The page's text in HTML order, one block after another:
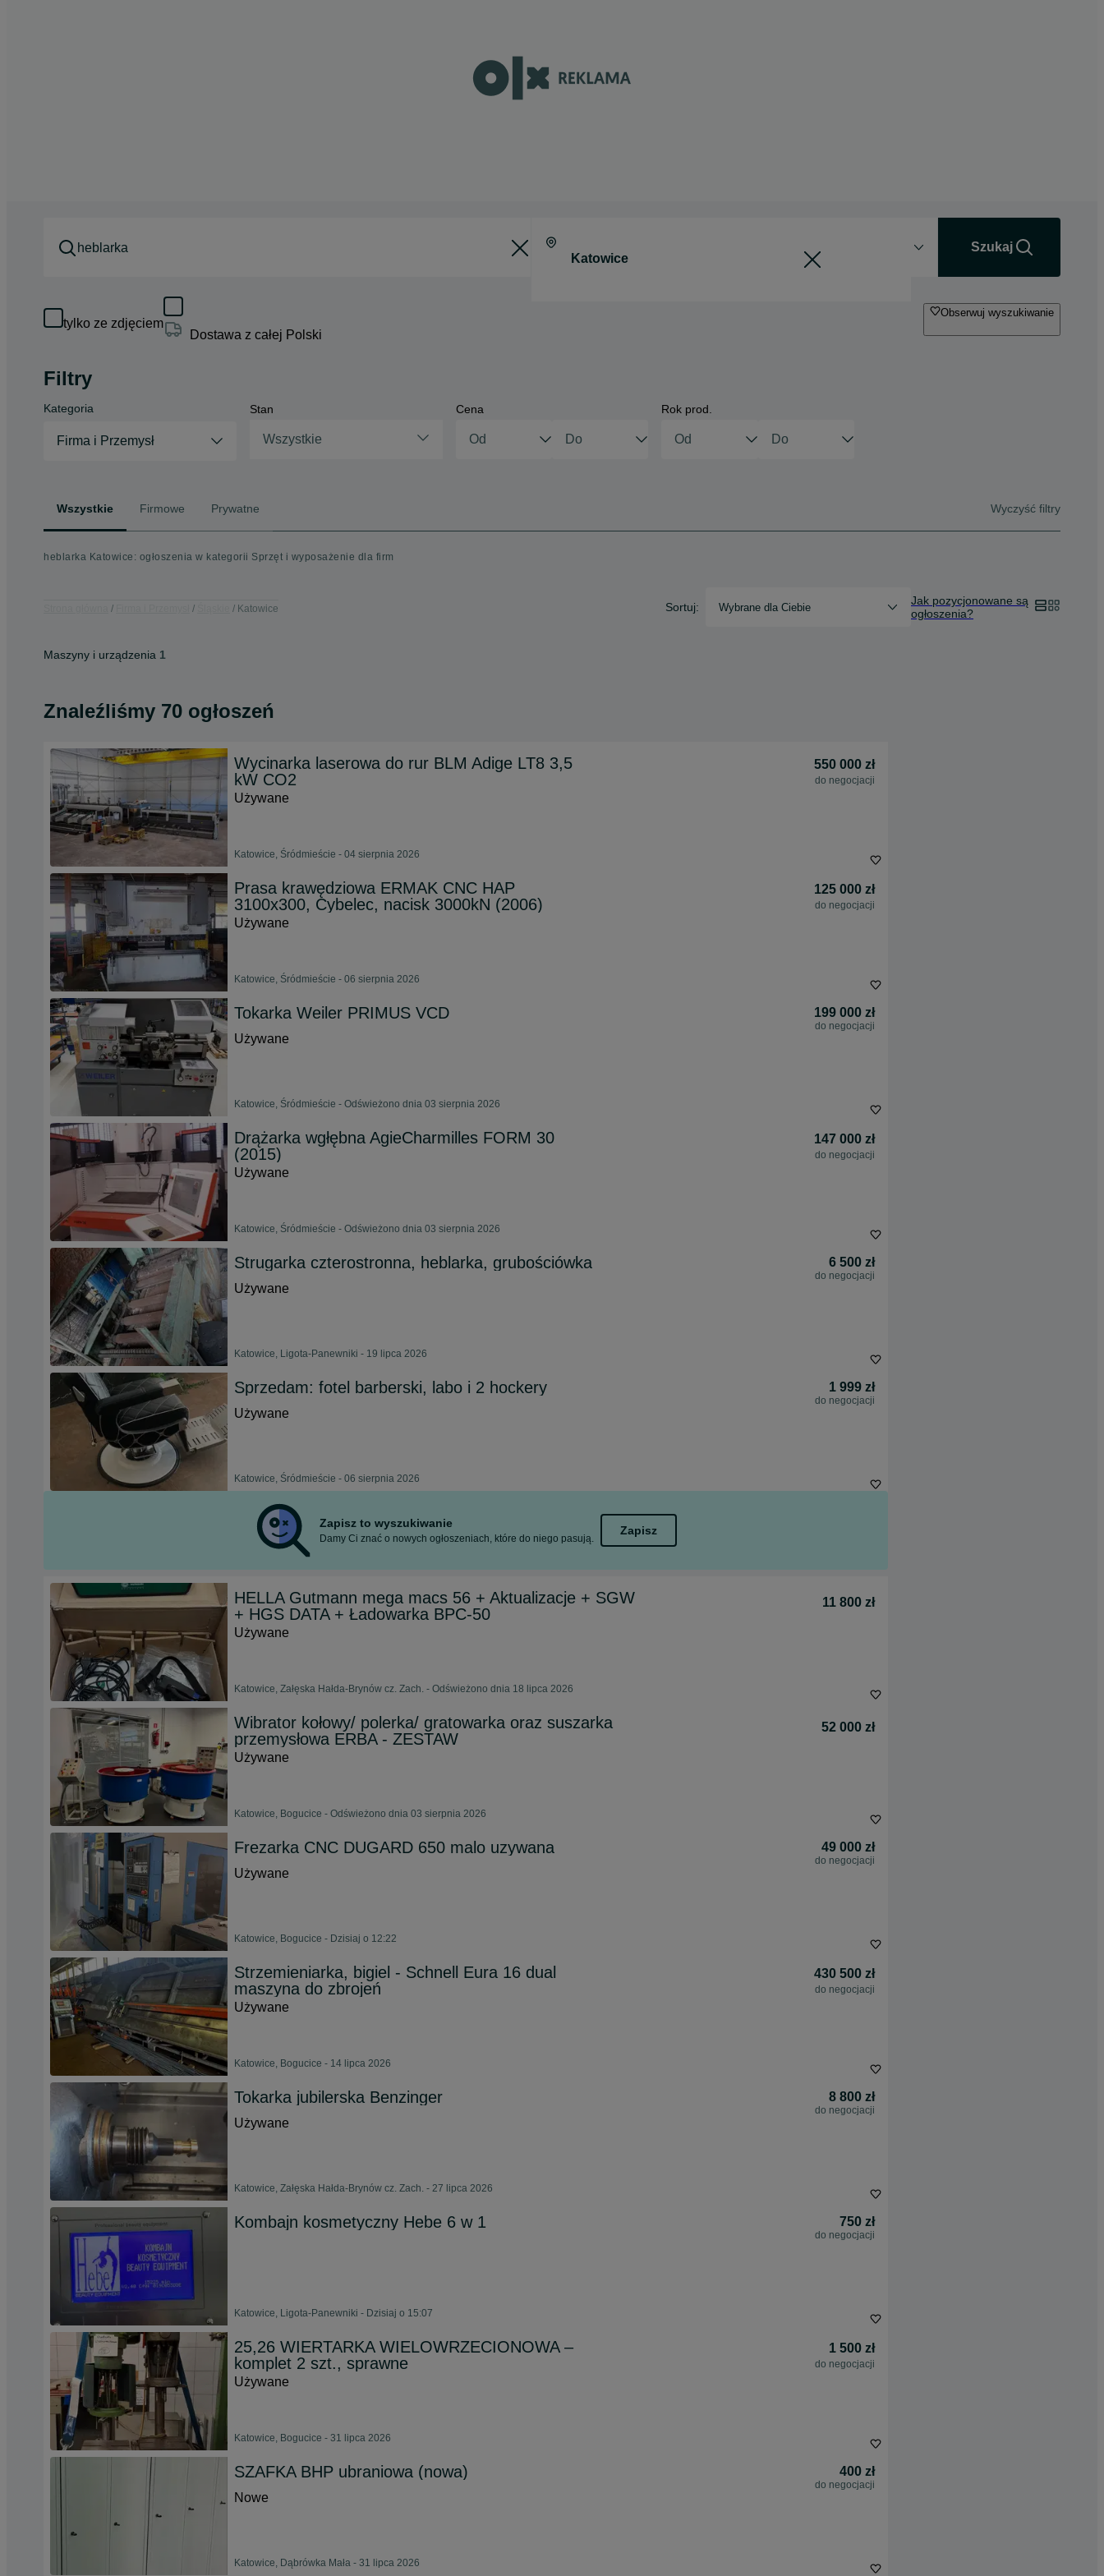
Szukaj
tylko ze zdjęciem
Dostawa z całej Polski
Obserwuj wyszukiwanie
Filtry
Kategoria
Firma i Przemysł
Stan
Wszystkie
Cena Rok prod.
Wszystkie Firmowe Prywatne Wyczyść filtry
heblarka Katowice: ogłoszenia w kategorii Sprzęt i wyposażenie dla firm
Katowice Sortuj: Wybrane dla Ciebie
Jak pozycjonowane są
ogłoszenia?
Maszyny i urządzenia 1
Znaleźliśmy 70 ogłoszeń
Wycinarka laserowa do rur BLM Adige LT8 3,5
kW CO2
550 000 zł
do negocjacji
Używane
Katowice, Śródmieście - 04 sierpnia 2026
Prasa krawędziowa ERMAK CNC HAP
3100x300, Cybelec, nacisk 3000kN (2006)
125 000 zł
do negocjacji
Używane
Katowice, Śródmieście - 06 sierpnia 2026
Tokarka Weiler PRIMUS VCD 199 000 zł
do negocjacji
Używane
Katowice, Śródmieście - Odświeżono dnia 03 sierpnia 2026
Drążarka wgłębna AgieCharmilles FORM 30
(2015)
147 000 zł
do negocjacji
Używane
Katowice, Śródmieście - Odświeżono dnia 03 sierpnia 2026
Strugarka czterostronna, heblarka, grubościówka 6 500 zł
do negocjacji
Używane
Katowice, Ligota-Panewniki - 19 lipca 2026
Sprzedam: fotel barberski, labo i 2 hockery 1 999 zł
do negocjacji
Używane
Katowice, Śródmieście - 06 sierpnia 2026
Zapisz to wyszukiwanie
Damy Ci znać o nowych ogłoszeniach, które do niego pasują.
Zapisz
HELLA Gutmann mega macs 56 + Aktualizacje + SGW
+ HGS DATA + Ładowarka BPC-50
11 800 zł
Używane
Katowice, Załęska Hałda-Brynów cz. Zach. - Odświeżono dnia 18 lipca 2026
Wibrator kołowy/ polerka/ gratowarka oraz suszarka
przemysłowa ERBA - ZESTAW
52 000 zł
Używane
Katowice, Bogucice - Odświeżono dnia 03 sierpnia 2026
Frezarka CNC DUGARD 650 malo uzywana 49 000 zł
do negocjacji
Używane
Katowice, Bogucice - Dzisiaj o 12:22
Strzemieniarka, bigiel - Schnell Eura 16 dual
maszyna do zbrojeń
430 500 zł
do negocjacji
Używane
Katowice, Bogucice - 14 lipca 2026
Tokarka jubilerska Benzinger 8 800 zł
do negocjacji
Używane
Katowice, Załęska Hałda-Brynów cz. Zach. - 27 lipca 2026
Kombajn kosmetyczny Hebe 6 w 1 750 zł
do negocjacji
Katowice, Ligota-Panewniki - Dzisiaj o 15:07
25,26 WIERTARKA WIELOWRZECIONOWA –
komplet 2 szt., sprawne
1 500 zł
do negocjacji
Używane
Katowice, Bogucice - 31 lipca 2026
SZAFKA BHP ubraniowa (nowa) 400 zł
do negocjacji
Nowe
Katowice, Dąbrówka Mała - 31 lipca 2026